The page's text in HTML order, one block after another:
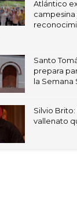
Atlántico
campesina
Santo
prepara
la Semana
Silvio
vallenato